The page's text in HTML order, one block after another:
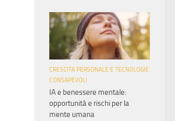
CRESCITA PERSONALE E TECNOLOGIE
CONSAPEVOLI
IA e benessere mentale:
opportunità e rischi per la
mente umana